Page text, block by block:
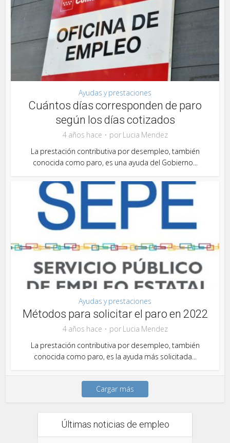
Ayudas y prestaciones
Cuántos días corresponden de paro
según los días cotizados
4 años hace por Lucia Mendez
La prestación contributiva por desempleo, también
conocida como paro, es una ayuda del Gobierno...
Ayudas y prestaciones
Métodos para solicitar el paro en 2022
4 años hace por Lucia Mendez
La prestación contributiva por desempleo, también
conocida como paro, es la ayuda más solicitada...
Cargar más
Últimas noticias de empleo